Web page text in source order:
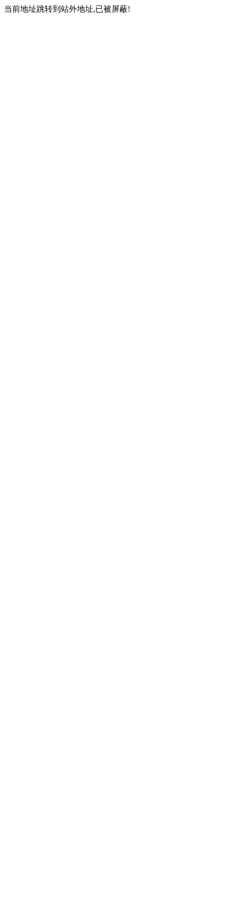
当前地址跳转到站外地址,已被屏蔽!